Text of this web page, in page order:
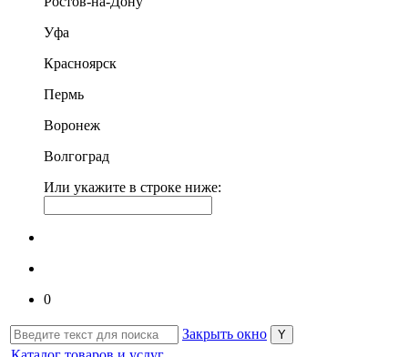
Уфа
Красноярск
Пермь
Воронеж
Волгоград
Или укажите в строке ниже:
0
Закрыть окно